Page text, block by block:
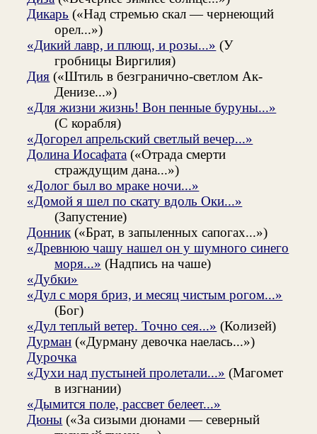
Дикарь («Над стремью скал — чернеющий
орел...»)
«Дикий лавр, и плющ, и розы...» (У
гробницы Виргилия)
Дия («Штиль в безгранично-светлом Ак-
Денизе...»)
«Для жизни жизнь! Вон пенные буруны...»
(С корабля)
«Догорел апрельский светлый вечер...»
Долина Иосафата («Отрада смерти
страждущим дана...»)
«Долог был во мраке ночи...»
«Домой я шел по скату вдоль Оки...»
(Запустение)
Донник («Брат, в запыленных сапогах...»)
«Древнюю чашу нашел он у шумного синего
моря...» (Надпись на чаше)
«Дубки»
«Дул с моря бриз, и месяц чистым рогом...»
(Бог)
«Дул теплый ветер. Точно сея...» (Колизей)
Дурман («Дурману девочка наелась...»)
Дурочка
«Духи над пустыней пролетали...» (Магомет
в изгнании)
«Дымится поле, рассвет белеет...»
Дюны («За сизыми дюнами — северный